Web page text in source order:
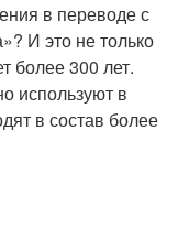
в переводе с
И это не только
более 300 лет.
используют в
в состав более